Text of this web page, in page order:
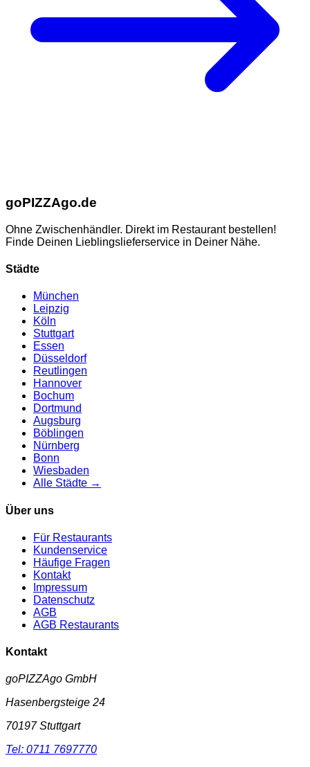
goPIZZAgo.de
Ohne Zwischenhändler. Direkt im Restaurant bestellen!
Finde Deinen Lieblingslieferservice in Deiner Nähe.
Städte
München
Leipzig
Köln
Stuttgart
Essen
Düsseldorf
Reutlingen
Hannover
Bochum
Dortmund
Augsburg
Böblingen
Nürnberg
Bonn
Wiesbaden
Alle Städte →
Über uns
Für Restaurants
Kundenservice
Häufige Fragen
Kontakt
Impressum
Datenschutz
AGB
AGB Restaurants
Kontakt
goPIZZAgo GmbH
Hasenbergsteige 24
70197 Stuttgart
Tel: 0711 7697770